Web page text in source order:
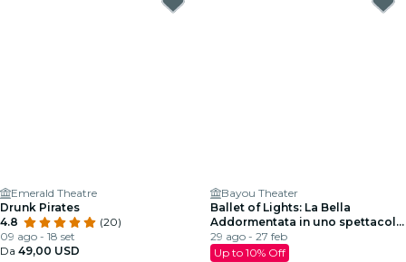
Emerald Theatre
Drunk Pirates
4.8
(20)
09 ago - 18 set
Da 49,00 USD
Bayou Theater
Ballet of Lights: La Bella
Addormentata in uno spettacolo
scintillante
29 ago - 27 feb
Up to 10% Off